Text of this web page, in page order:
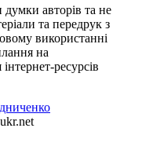
думки авторів та не
та передрук з
використанні
на
ресурсів